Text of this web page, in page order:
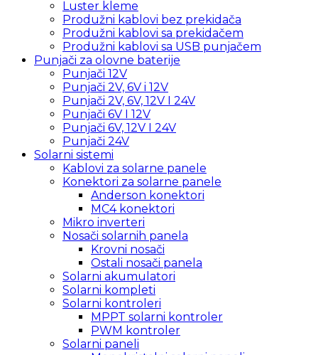
Luster kleme
Produžni kablovi bez prekidača
Produžni kablovi sa prekidačem
Produžni kablovi sa USB punjačem
Punjači za olovne baterije
Punjači 12V
Punjači 2V, 6V i 12V
Punjači 2V, 6V, 12V I 24V
Punjači 6V I 12V
Punjači 6V, 12V I 24V
Punjači 24V
Solarni sistemi
Kablovi za solarne panele
Konektori za solarne panele
Anderson konektori
MC4 konektori
Mikro inverteri
Nosači solarnih panela
Krovni nosači
Ostali nosači panela
Solarni akumulatori
Solarni kompleti
Solarni kontroleri
MPPT solarni kontroler
PWM kontroler
Solarni paneli